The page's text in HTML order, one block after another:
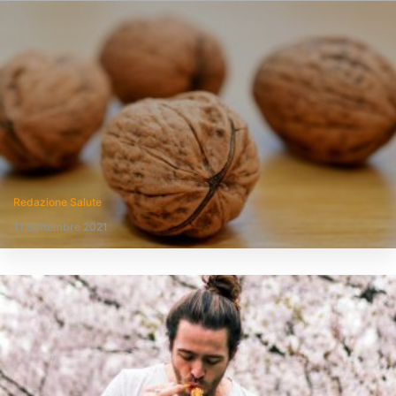
Redazione Salute
11 Settembre 2021